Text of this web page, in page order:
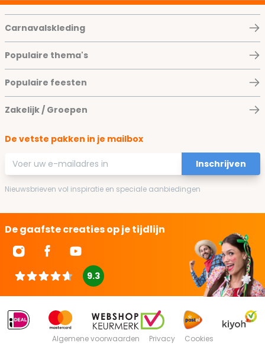
Carnavalskleding
Populaire thema's
Populaire feesten
Zakelijk / Groepen
De vetste pakken in je mailbox
E-mailadres
Inschrijven
Nieuwsbrieven vol inspiratie en speciale aanbiedingen
De gaafste creaties op je tijdlijn
9.3
Algemene voorwaarden Privacy Cookies